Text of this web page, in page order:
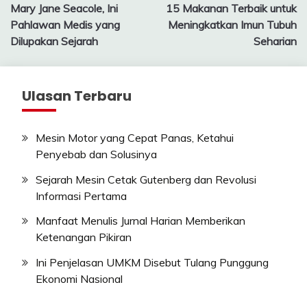
navigation
Mary Jane Seacole, Ini
Pahlawan Medis yang
Dilupakan Sejarah
15 Makanan Terbaik untuk
Meningkatkan Imun Tubuh
Seharian
Ulasan Terbaru
Mesin Motor yang Cepat Panas, Ketahui
Penyebab dan Solusinya
Sejarah Mesin Cetak Gutenberg dan Revolusi
Informasi Pertama
Manfaat Menulis Jurnal Harian Memberikan
Ketenangan Pikiran
Ini Penjelasan UMKM Disebut Tulang Punggung
Ekonomi Nasional